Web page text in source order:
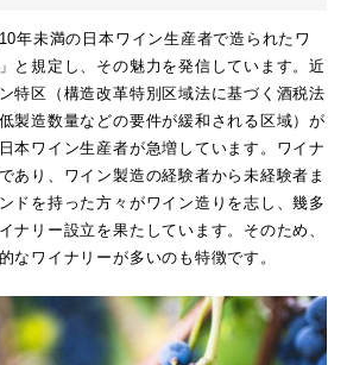
年未満の日本ワイン生産者で造られたワ
と規定し、その魅力を発信しています。近
特区（構造改革特別区域法に基づく酒税法
製造数量などの要件が緩和される区域）が
本ワイン生産者が急増しています。ワイナ
あり、ワイン製造の経験者から未経験者ま
ドを持った方々がワイン造りを志し、幾多
ナリー設立を果たしています。そのため、
なワイナリーが多いのも特徴です。